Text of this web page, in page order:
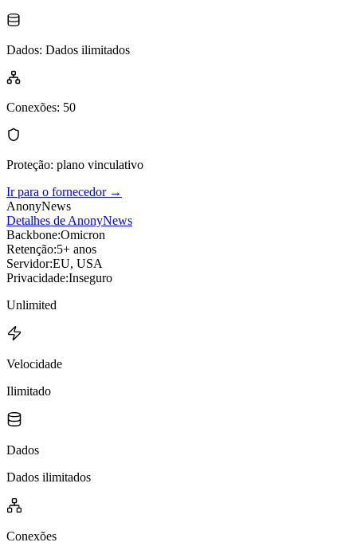
Dados: Dados ilimitados
Conexões: 50
Proteção: plano vinculativo
Ir para o fornecedor→
AnonyNews
Detalhes de AnonyNews
Backbone:Omicron
Retenção:5+ anos
Servidor:EU, USA
Privacidade:Inseguro
Unlimited
Velocidade
Ilimitado
Dados
Dados ilimitados
Conexões